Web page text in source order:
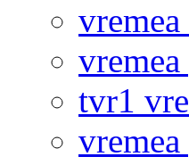
vremea
tvr1